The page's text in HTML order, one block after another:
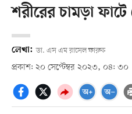
শরীরের চামড়া
লেখা: ডা. এস এম রাসেল ফারুক
প্রকাশ: ২০ সেপ্টেম্বর ২০২৩, ০৪: ৩০